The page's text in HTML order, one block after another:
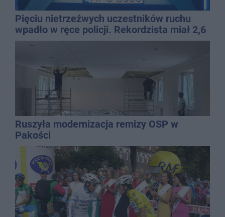
Pięciu nietrzeźwych uczestników ruchu
wpadło w ręce policji. Rekordzista miał 2,6
promila
Ruszyła modernizacja remizy OSP w
Pakości